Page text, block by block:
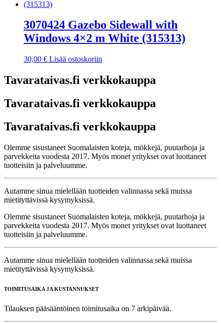
3070424 Gazebo Sidewall with
Windows 4×2 m White (315313)
30,00 € Lisää ostoskoriin
Tavarataivas.fi verkkokauppa
Tavarataivas.fi verkkokauppa
Tavarataivas.fi verkkokauppa
Olemme sisustaneet Suomalaisten koteja, mökkejä, puutarhoja ja
parvekkeita vuodesta 2017. Myös monet yritykset ovat luottaneet
tuotteisiin ja palveluumme.
Autamme sinua mielellään tuotteiden valinnassa sekä muissa
mietityttävissä kysymyksissä.
Olemme sisustaneet Suomalaisten koteja, mökkejä, puutarhoja ja
parvekkeita vuodesta 2017. Myös monet yritykset ovat luottaneet
tuotteisiin ja palveluumme.
Autamme sinua mielellään tuotteiden valinnassa sekä muissa
mietityttävissä kysymyksissä.
TOIMITUSAIKA JA KUSTANNUKSET
Tilauksen pääsääntöinen toimitusaika on 7 arkipäivää.